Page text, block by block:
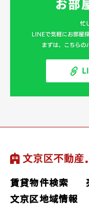
賃貸物件検索
文京区地域情報